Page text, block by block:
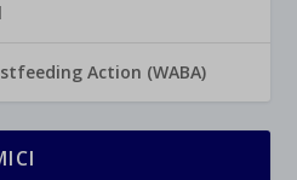
Action (WABA)